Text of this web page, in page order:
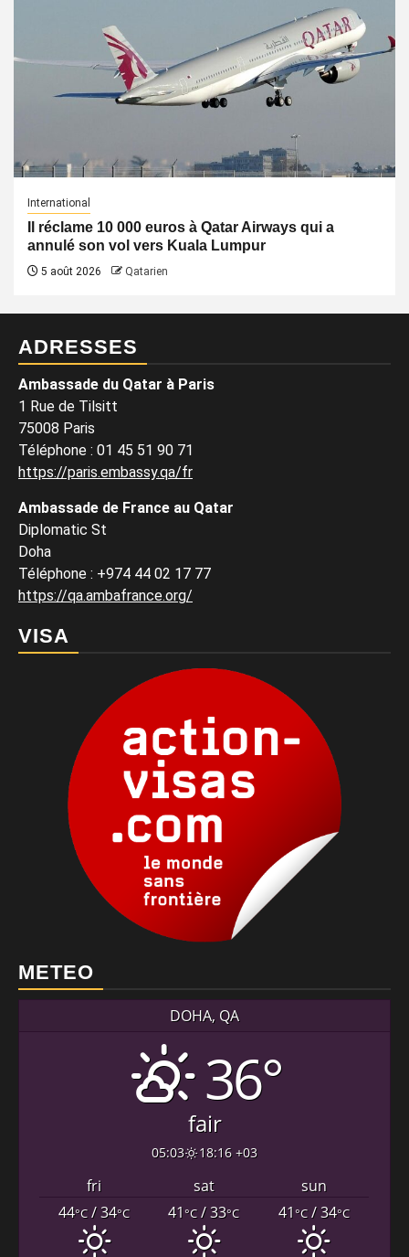
International
Il réclame 10 000 euros à Qatar Airways qui a
annulé son vol vers Kuala Lumpur
5 août 2026 Qatarien
ADRESSES
Ambassade du Qatar à Paris
1 Rue de Tilsitt
75008 Paris
Téléphone : 01 45 51 90 71
https://paris.embassy.qa/fr
Ambassade de France au Qatar
Diplomatic St
Doha
Téléphone : +974 44 02 17 77
https://qa.ambafrance.org/
VISA
METEO
DOHA, QA
36°
fair
05:03 18:16 +03
fri sat
sun
44°C/ 34°C 41°C/ 33°C 41°C/ 34°C